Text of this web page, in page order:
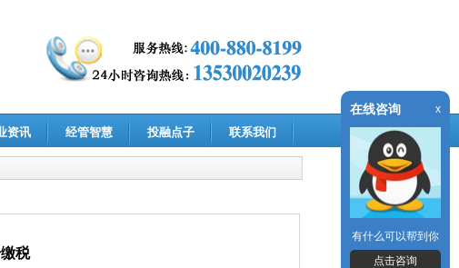
资讯 经管智慧 投融点子 联系我们
税
在线咨询 x
有什么可以帮到你
点击咨询